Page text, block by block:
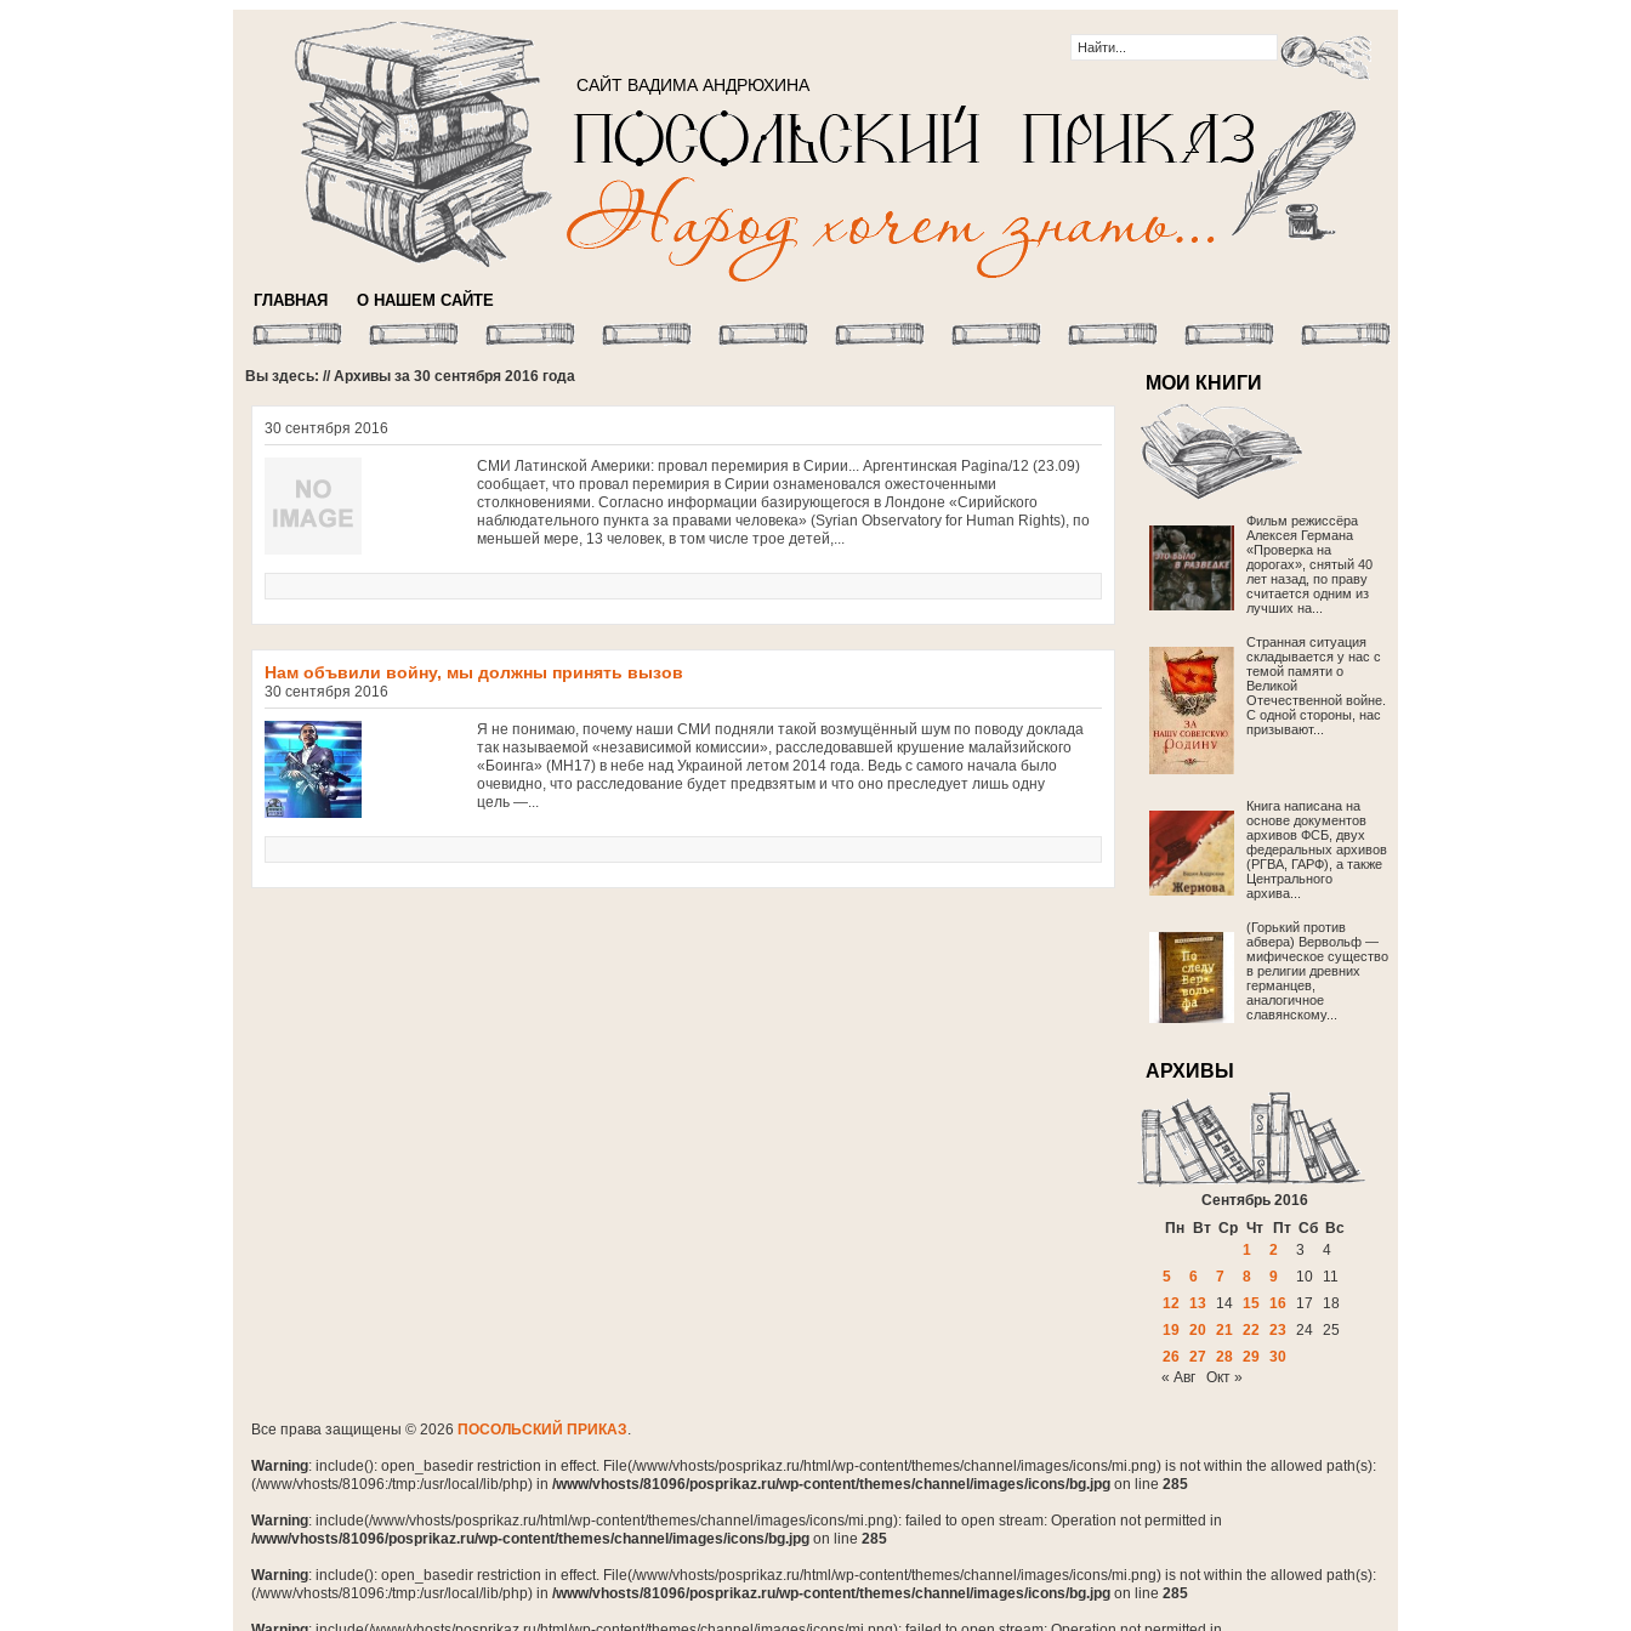
САЙТ ВАДИМА АНДРЮХИНА
ГЛАВНАЯ О НАШЕМ САЙТЕ
Вы здесь: // Архивы за 30 сентября 2016 года
30 сентября 2016
СМИ Латинской Америки: провал перемирия в Сирии... Аргентинская Pagina/12 (23.09)
сообщает, что провал перемирия в Сирии ознаменовался ожесточенными
столкновениями. Согласно информации базирующегося в Лондоне «Сирийского
наблюдательного пункта за правами человека» (Syrian Observatory for Human Rights), по
меньшей мере, 13 человек, в том числе трое детей,...
Нам объвили войну, мы должны принять вызов
30 сентября 2016
Я не понимаю, почему наши СМИ подняли такой возмущённый шум по поводу доклада
так называемой «независимой комиссии», расследовавшей крушение малайзийского
«Боинга» (МН17) в небе над Украиной летом 2014 года. Ведь с самого начала было
очевидно, что расследование будет предвзятым и что оно преследует лишь одну
цель —...
МОИ КНИГИ
Фильм режиссёра
Алексея Германа
«Проверка на
дорогах», снятый 40
лет назад, по праву
считается одним из
лучших на...
Странная ситуация
складывается у нас с
темой памяти о
Великой
Отечественной войне.
С одной стороны, нас
призывают...
Книга написана на
основе документов
архивов ФСБ, двух
федеральных архивов
(РГВА, ГАРФ), а также
Центрального
архива...
(Горький против
абвера) Вервольф —
мифическое существо
в религии древних
германцев,
аналогичное
славянскому...
АРХИВЫ
Сентябрь 2016
Пн
Вт Ср Чт Пт Сб Вс
1
2 3
4
5
6 7 8 9 10
11
12 13 14 15 16 17
18
19 20 21 22 23 24 25
26 27 28 29 30
« Авг
Окт »
Все права защищены © 2026 ПОСОЛЬСКИЙ ПРИКАЗ.
Warning: include(): open_basedir restriction in effect. File(/www/vhosts/posprikaz.ru/html/wp-content/themes/channel/images/icons/mi.png) is not within the allowed path(s):
(/www/vhosts/81096:/tmp:/usr/local/lib/php) in /www/vhosts/81096/posprikaz.ru/wp-content/themes/channel/images/icons/bg.jpg on line 285
Warning: include(/www/vhosts/posprikaz.ru/html/wp-content/themes/channel/images/icons/mi.png): failed to open stream: Operation not permitted in
/www/vhosts/81096/posprikaz.ru/wp-content/themes/channel/images/icons/bg.jpg on line 285
Warning: include(): open_basedir restriction in effect. File(/www/vhosts/posprikaz.ru/html/wp-content/themes/channel/images/icons/mi.png) is not within the allowed path(s):
(/www/vhosts/81096:/tmp:/usr/local/lib/php) in /www/vhosts/81096/posprikaz.ru/wp-content/themes/channel/images/icons/bg.jpg on line 285